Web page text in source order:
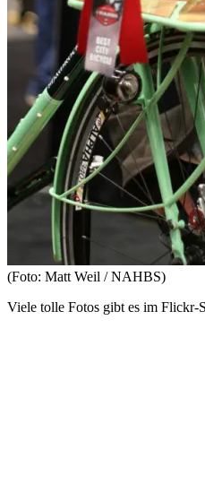
(Foto: Matt Weil / NAHBS)
Viele tolle Fotos gibt es im Flickr-